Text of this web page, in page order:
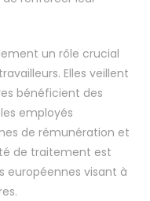
un rôle crucial
Elles veillent
bénéficient des
employés
de rémunération et
de traitement est
européennes visant à